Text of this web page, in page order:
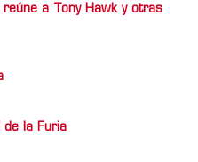
reúne a Tony Hawk y otras
de la Furia